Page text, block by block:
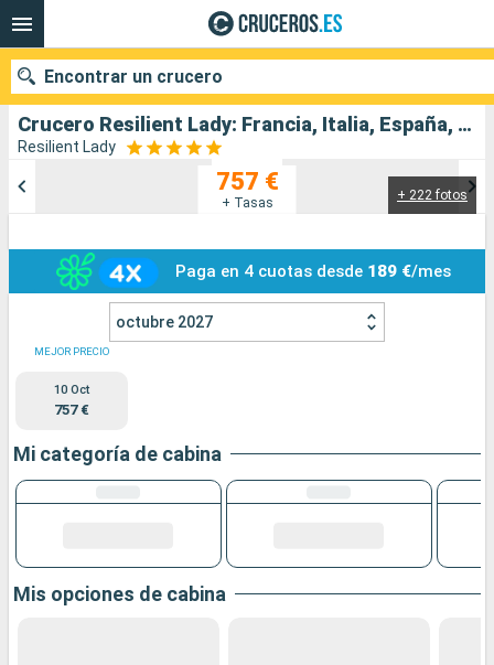
Crucero Resilient Lady: Francia, Italia, España, Ibiza salida desde Barcelona
Resilient Lady
+ 222 fotos
757 €
+ Tasas
Paga en 4 cuotas desde 189 €/mes
octubre 2027
MEJOR PRECIO
10 Oct
757 €
Mi categoría de cabina
Mis opciones de cabina
Encontrar un crucero
Fecha de salida
Puertos Compañías